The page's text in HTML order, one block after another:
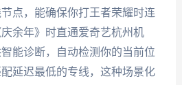
点，能确保你打王者荣耀时连
余年》时直通爱奇艺杭州机
能诊断，自动检测你的当前位
延迟最低的专线，这种场景化